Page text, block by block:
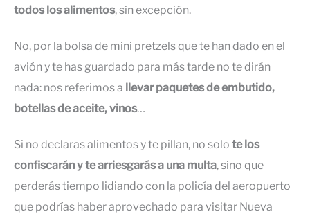
todos los alimentos, sin excepción.
No, por la bolsa de mini pretzels que te han dado en el
avión y te has guardado para más tarde no te dirán
nada: nos referimos a llevar paquetes de embutido,
botellas de aceite, vinos…
Si no declaras alimentos y te pillan, no solo te los
confiscarán y te arriesgarás a una multa, sino que
perderás tiempo lidiando con la policía del aeropuerto
que podrías haber aprovechado para visitar Nueva